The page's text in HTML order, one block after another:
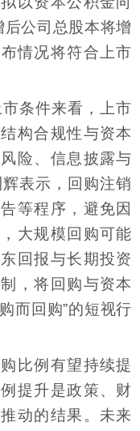
公司总股本将增
情况将符合上市
条件来看，上市
构合规性与资本
险、信息披露与
表示，回购注销
等程序，避免因
大规模回购可能
回报与长期投资
，将回购与资本
而回购”的短视行
比例有望持续提
提升是政策、财
动的结果。未来